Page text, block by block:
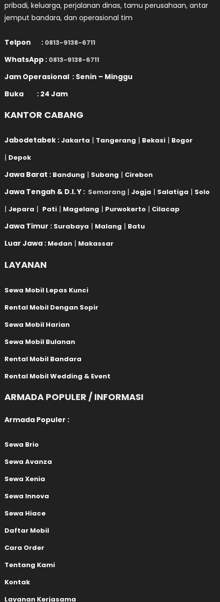
pribadi, keluarga, perjalanan dinas, tamu perusahaan, antar
jemput bandara, dan operasional tim
Telpon : 0813-9138-6711
WhatsApp : 0813-9138-6711
Jam Operasional : Senin – Minggu
Buka : 24 Jam
KANTOR CABANG
Jabodetabek : Jakarta | Tangerang | Bekasi | Bogor
| Depok
Jawa Barat : Bandung | Subang | Cirebon
Jawa Tengah & D.I. Y : Semarang | Jogja | Salatiga | Solo
| Jepara | Pati | Magelang | Purwokerto | Cilacap
Jawa Timur : Surabaya | Malang | Batu
Luar Jawa : Medan | Makassar
LAYANAN
Sewa Mobil Lepas Kunci
Rental Mobil Dengan Sopir
Sewa Mobil Harian
Sewa Mobil Bulanan
Rental Mobil Bandara
Rental Mobil Wedding & Event
ARMADA POPULER / INFORMASI
Armada Populer :
Sewa Brio
Sewa Avanza
Sewa Xenia
Sewa Innova
Sewa Hiace
Daftar Mobil
Cara Order
Tentang Kami
Kontak
Layanan Kerjasama